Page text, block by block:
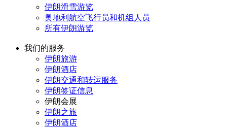
伊朗滑雪游览
奥地利航空飞行员和机组人员
所有伊朗游览
我们的服务
伊朗旅游
伊朗酒店
伊朗交通和转运服务
伊朗签证信息
伊朗会展
伊朗之旅
伊朗酒店